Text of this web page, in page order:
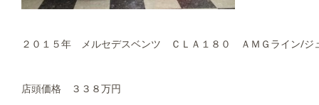
２０１５年 メルセデスベンツ ＣＬＡ１８０ ＡＭＧライン/ジ
店頭価格 ３３８万円